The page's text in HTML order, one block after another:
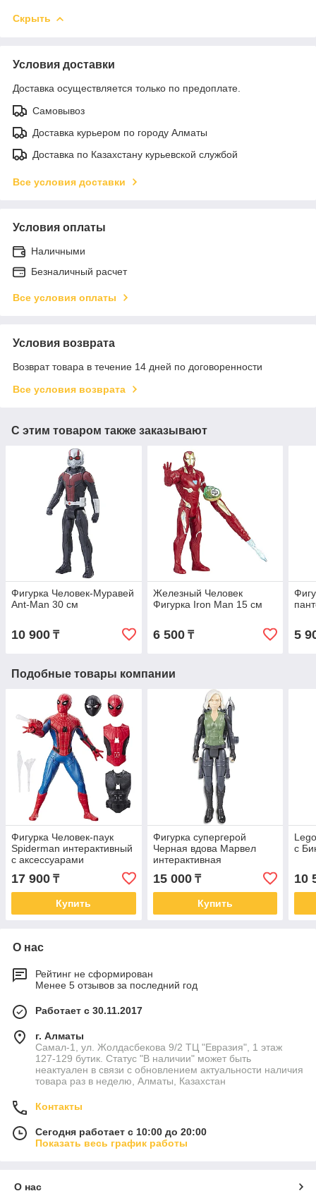
Скрыть
Условия доставки
Доставка осуществляется только по предоплате.
Самовывоз
Доставка курьером по городу Алматы
Доставка по Казахстану курьевской службой
Все условия доставки
Условия оплаты
Наличными
Безналичный расчет
Все условия оплаты
Условия возврата
Возврат товара в течение 14 дней по договоренности
Все условия возврата
С этим товаром также заказывают
Фигурка Человек-Муравей
Ant-Man 30 см
10 900 ₸
Железный Человек
Фигурка Iron Man 15 см
6 500₸ 5
Подобные товары компании
Фигурка Человек-паук
Spiderman интерактивный
с аксессуарами
17 900 ₸
Купить
Фигурка супергерой
Черная вдова Марвел
интерактивная
15 000₸
Купить
с
10
О нас
Рейтинг не сформирован
Менее 5 отзывов за последний год
Работает с 30.11.2017
г. Алматы
Самал-1, ул. Жолдасбекова 9/2 ТЦ "Евразия", 1 этаж
127-129 бутик. Статус "В наличии" может быть
неактуален в связи с обновлением актуальности наличия
товара раз в неделю, Алматы, Казахстан
Контакты
Сегодня работает с 10:00 до 20:00
Показать весь график работы
О нас